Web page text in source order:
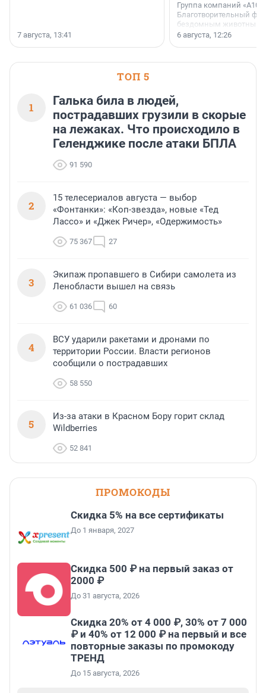
7 августа, 13:41
Группа компаний
Благотворительный
бездомным животным
заключили соглашение
6 августа, 12:26
ТОП 5
1
Галька била в людей,
пострадавших грузили в скорые
на лежаках. Что происходило в
Геленджике после атаки БПЛА
91 590
2
15 телесериалов августа — выбор
«Фонтанки»: «Коп-звезда», новые «Тед
Лассо» и «Джек Ричер», «Одержимость»
75 367 27
3
Экипаж пропавшего в Сибири самолета из
Ленобласти вышел на связь
61 036 60
4
ВСУ ударили ракетами и дронами по
территории России. Власти регионов
сообщили о пострадавших
58 550
5
Из-за атаки в Красном Бору горит склад
Wildberries
52 841
ПРОМОКОДЫ
Скидка 5% на все сертификаты
До 1 января, 2027
Скидка 500 ₽ на первый заказ от
2000 ₽
До 31 августа, 2026
Скидка 20% от 4 000 ₽, 30% от 7 000
₽ и 40% от 12 000 ₽ на первый и все
повторные заказы по промокоду
ТРЕНД
До 15 августа, 2026